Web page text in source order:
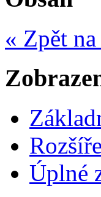
« Zpět
Úplné